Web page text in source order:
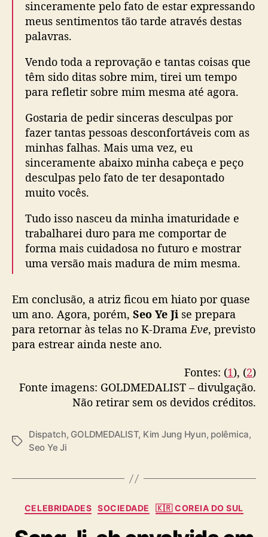
sinceramente pelo fato de estar expressando
meus sentimentos tão tarde através destas
palavras.
Vendo toda a reprovação e tantas coisas que
têm sido ditas sobre mim, tirei um tempo
para refletir sobre mim mesma até agora.
Gostaria de pedir sinceras desculpas por
fazer tantas pessoas desconfortáveis com as
minhas falhas. Mais uma vez, eu
sinceramente abaixo minha cabeça e peço
desculpas pelo fato de ter desapontado
muito vocês.
Tudo isso nasceu da minha imaturidade e
trabalharei duro para me comportar de
forma mais cuidadosa no futuro e mostrar
uma versão mais madura de mim mesma.
Em conclusão, a atriz ficou em hiato por quase
um ano. Agora, porém, Seo Ye Ji se prepara
para retornar às telas no K-Drama Eve, previsto
para estrear ainda neste ano.
Fontes: (1), (2)
Fonte imagens: GOLDMEDALIST – divulgação.
Não retirar sem os devidos créditos.
T
s
Dispatch, GOLDMEDALIST, Kim Jung Hyun, polêmica,
Seo Ye Ji
C
t
CELEBRIDADES SOCIEDADE 🇰🇷 COREIA DO SUL